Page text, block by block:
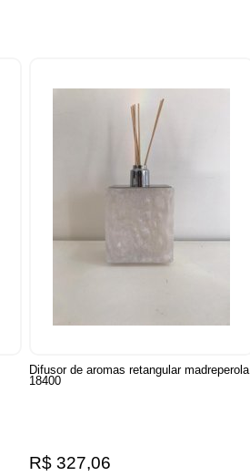
Difusor de aromas retangular madreperola
18400
R$ 327,06